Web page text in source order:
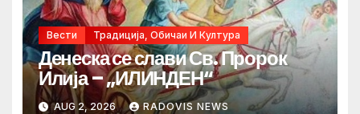
Вести Традиција, Обичаи И Култура
Денеска се слави Св. Пророк
Илија – „ИЛИНДЕН“
AUG 2, 2026 RADOVIS NEWS